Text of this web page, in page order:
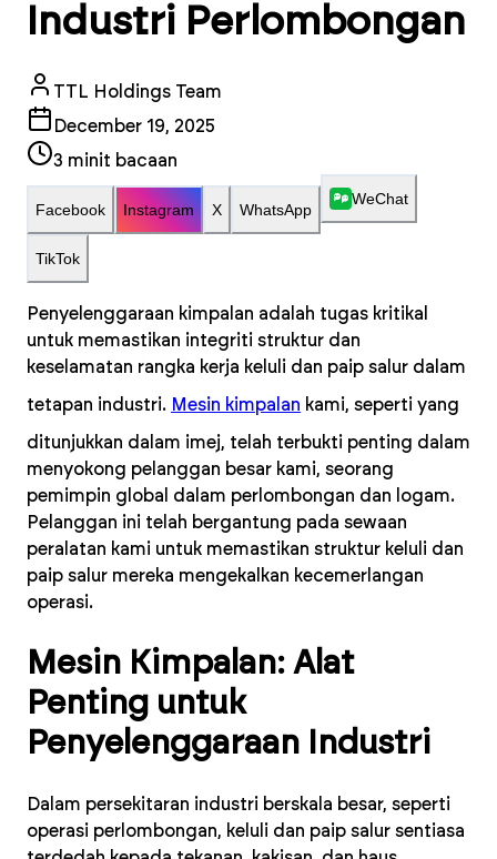
Industri Perlombongan
TTL Holdings Team
December 19, 2025
3 minit bacaan
Facebook Instagram X WhatsApp
WeChat
TikTok
Penyelenggaraan kimpalan adalah tugas kritikal
untuk memastikan integriti struktur dan
keselamatan rangka kerja keluli dan paip salur dalam
tetapan industri. Mesin kimpalan kami, seperti yang
ditunjukkan dalam imej, telah terbukti penting dalam
menyokong pelanggan besar kami, seorang
pemimpin global dalam perlombongan dan logam.
Pelanggan ini telah bergantung pada sewaan
peralatan kami untuk memastikan struktur keluli dan
paip salur mereka mengekalkan kecemerlangan
operasi.
Mesin Kimpalan: Alat
Penting untuk
Penyelenggaraan Industri
Dalam persekitaran industri berskala besar, seperti
operasi perlombongan, keluli dan paip salur sentiasa